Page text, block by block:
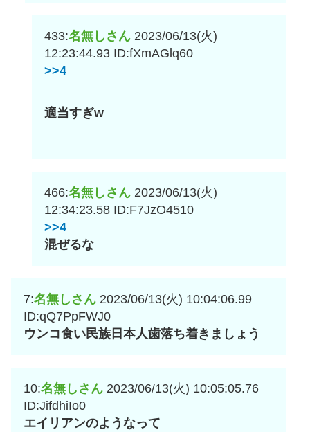
433:名無しさん 2023/06/13(火)
12:23:44.93 ID:fXmAGlq60
>>4
適当すぎw
466:名無しさん 2023/06/13(火)
12:34:23.58 ID:F7JzO4510
>>4
混ぜるな
7:名無しさん 2023/06/13(火) 10:04:06.99
ID:qQ7PpFWJ0
ウンコ食い民族日本人歯落ち着きましょう
10:名無しさん 2023/06/13(火) 10:05:05.76
ID:JifdhiIo0
エイリアンのようなって